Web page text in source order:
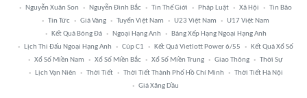
Nguyễn Xuân Son
Nguyễn Đình Bắc Tin Thế Giới Pháp Luật Xã Hội
Tin Bão
Tin Tức
Giá Vàng Tuyển Việt Nam U23 Việt Nam
U17 Việt Nam
Kết Quả Bóng Đá
Ngoại Hạng Anh
Bảng Xếp Hạng Ngoại Hạng Anh
Lịch Thi Đấu Ngoại Hạng Anh
Cúp C1 Kết Quả Vietlott Power 6/55
Kết Quả Xổ Số
Xổ Số Miền Nam
Xổ Số Miền Bắc Xổ Số Miền Trung Giao Thông
Thời Sự
Lịch Vạn Niên
Thời Tiết Thời Tiết Thành Phố Hồ Chí Minh
Thời Tiết Hà Nội
Giá Xăng Dầu